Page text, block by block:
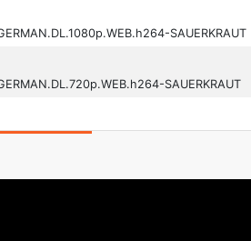
SAUERKRAUT
SAUERKRAUT